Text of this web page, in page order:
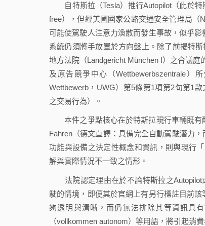
自特斯拉（Tesla）推行Autopilot（此於特
free），但經美國國家公路交通安全管理局（
可能使駕駛人注意力渙散而發生事故，似乎
系統仍須將手放置於方向盤上。除了前揭特
地方法院（Landgericht München I）之合議
及原告競爭中心（Wettbewerbszentrale）
Wettbewerb，UWG）第5條第1項第2句第1
之交易行為）。
本件之爭點核心在於特斯拉現行車輛既有
Fahren（德文直譯：具備完全自動駕駛潛力
功能與設備之決定性概念和資訊，則與現行
解與實際情況不一致之情形。
法院認定理由在於不論特斯拉之Autopilot
駛的情境，即便其於官網上有另行標註目前
夠透明與清晰，而仍無法排除其等資訊具
（vollkommen autonom）等用語，將引起消